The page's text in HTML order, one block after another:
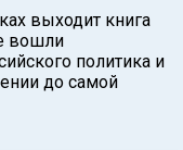
выходит книга
вошли
политика и
до самой